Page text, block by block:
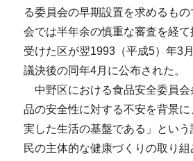
る委員会の早期設置を求めるも
会では半年余の慎重な審査を経
受けた区が翌1993（平成5）年3
議決後の同年4月に公布された。
中野区における食品安全委員会
品の安全性に対する不安を背景
実した生活の基盤である」とい
民の主体的な健康づくりの取り組